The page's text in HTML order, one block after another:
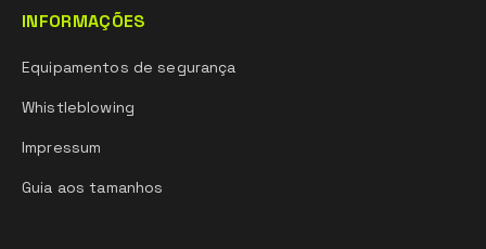
INFORMAÇÕES
Equipamentos de segurança
Whistleblowing
Impressum
Guia aos tamanhos